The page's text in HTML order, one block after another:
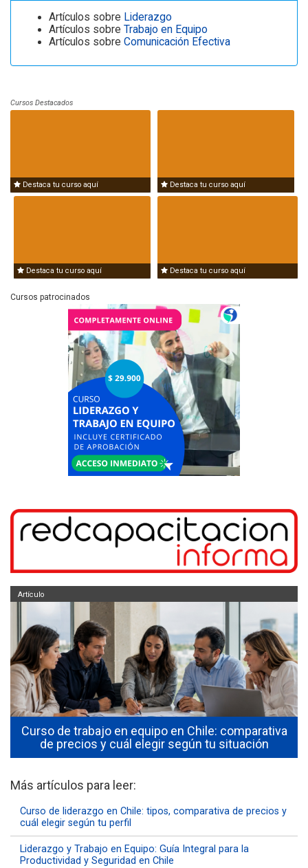
Artículos sobre Liderazgo
Artículos sobre Trabajo en Equipo
Artículos sobre Comunicación Efectiva
Cursos Destacados
Destaca tu curso aquí Destaca tu curso aquí
Destaca tu curso aquí Destaca tu curso aquí
Cursos patrocinados
Curso de trabajo en equipo en Chile: comparativa
de precios y cuál elegir según tu situación
Artículo
Más artículos para leer:
Curso de liderazgo en Chile: tipos, comparativa de precios y
cuál elegir según tu perfil
Liderazgo y Trabajo en Equipo: Guía Integral para la
Productividad y Seguridad en Chile